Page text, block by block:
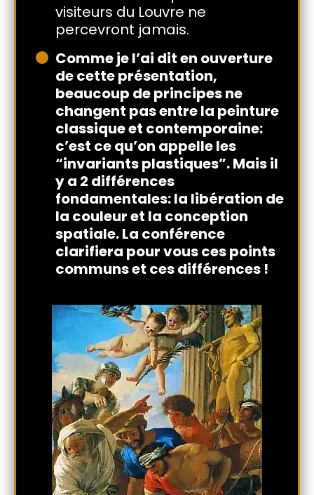
visiteurs du Louvre ne
percevront jamais.
Comme je l’ai dit en ouverture
de cette présentation,
beaucoup de principes ne
changent pas entre la peinture
classique et contemporaine:
c’est ce qu’on appelle les
“invariants plastiques”. Mais il
y a 2 différences
fondamentales: la libération de
la couleur et la conception
spatiale. La conférence
clarifiera pour vous ces points
communs et ces différences !